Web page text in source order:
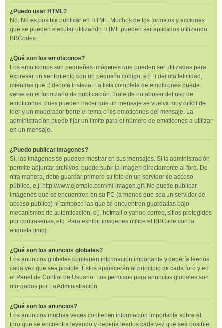
¿Puedo usar HTML?
No. No es posible publicar en HTML. Muchos de los formatos y acciones
que se pueden ejecutar utilizando HTML pueden ser aplicados utilizando
BBCodes.
¿Qué son los emoticonos?
Los emoticonos son pequeñas imágenes que pueden ser utilizadas para
expresar un sentimiento con un pequeño código, e.j. :) denota felicidad,
mientras que :( denota tristeza. La lista completa de emoticones puede
verse en el formulario de publicación. Trate de no abusar del uso de
emoticonos, pues pueden hacer que un mensaje se vuelva muy difícil de
leer y un moderador borre el tema o los emoticones del mensaje. La
administración puede fijar un límite para el número de emoticones a utilizar
en un mensaje.
¿Puedo publicar imagenes?
Sí, las imágenes se pueden mostrar en sus mensajes. Si la administración
permite adjuntar archivos, puede subir la imagen directamente al foro. De
otra manera, debe guardar primero su foto en un servidor de acceso
público, e.j. http://www.ejemplo.com/mi-imagen.gif. No puede publicar
imágenes que se encuentren en su PC (a menos que sea un servidor de
acceso público) ni tampoco las que se encuentren guardadas bajo
mecanismos de autenticación, e.j. hotmail o yahoo correo, sitios protegidos
por contraseñas, etc. Para exhibir imágenes utilice el BBCode con la
etiqueta [img].
¿Qué son los anuncios globales?
Los anuncios globales contienen información importante y debería leerlos
cada vez que sea posible. Éstos aparecerán al principio de cada foro y en
el Panel de Control de Usuario. Los permisos para anuncios globales son
otorgados por La Administración.
¿Qué son los anuncios?
Los anuncios muchas veces contienen información importante sobre el
foro que se encuentra leyendo y debería leerlos cada vez que sea posible.